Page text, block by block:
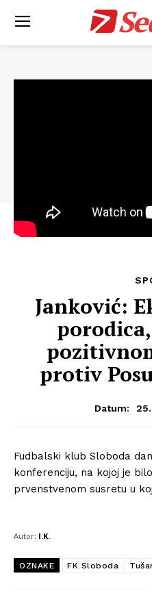
Janković:
protiv
Datum:
Fudbalski klub Sloboda
konferenciju, na kojoj je
prvenstvenom susretu u
Autor: I.K.
OZNAKE FK Sloboda